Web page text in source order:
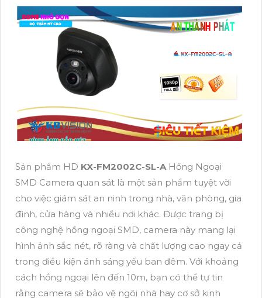
Sản phẩm HD KX-FM2002C-SL-A Hồng Ngoại
SMD Camera quan sát là một sản phẩm tuyệt vời
cho việc giám sát an ninh trong nhà, văn phòng, gia
đình, cửa hàng và nhiều nơi khác. Được trang bị
công nghệ hồng ngoại SMD, camera này mang lại
hình ảnh sắc nét, rõ ràng và chất lượng cao ngay cả
trong điều kiện ánh sáng yếu ban đêm. Với khoảng
cách hồng ngoại lên đến 10m, bạn có thể tự tin
rằng camera sẽ bảo vệ ngôi nhà hay cơ sở kinh